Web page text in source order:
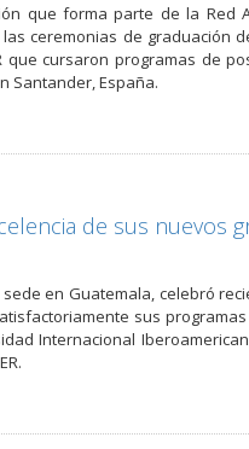
que forma parte de la
ceremonias de graduación
que cursaron programas de
Santander, España.
de sus nuevos
en Guatemala, celebró
sus
Internacional